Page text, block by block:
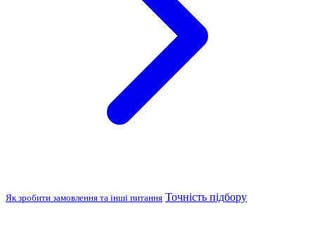
Як зробити замовлення та інші питання Точність підбору